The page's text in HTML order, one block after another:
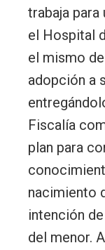
trabaja para
el Hospital
el mismo
adopción a
Fiscalía
plan para
nacimiento
intención
del menor.